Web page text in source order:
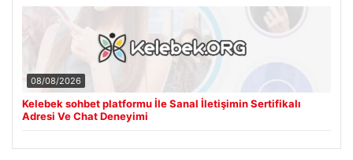
08/08/2026
Kelebek sohbet platformu İle Sanal İletişimin Sertifikalı
Adresi Ve Chat Deneyimi